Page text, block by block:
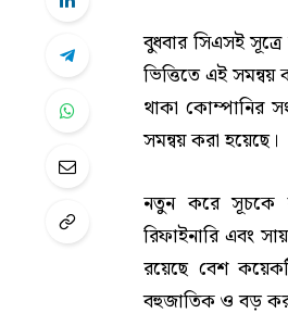
বুধবার সিএসই
ভিত্তিতে এই
থাকা কোম্পানির
সমন্বয় করা হয়েছে।
নতুন করে সূচকে
রিফাইনারি এবং
রয়েছে বেশ
বহুজাতিক ও বড়